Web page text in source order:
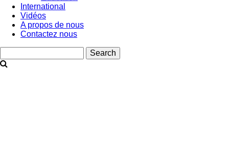
International
Vidéos
A propos de nous
Contactez nous